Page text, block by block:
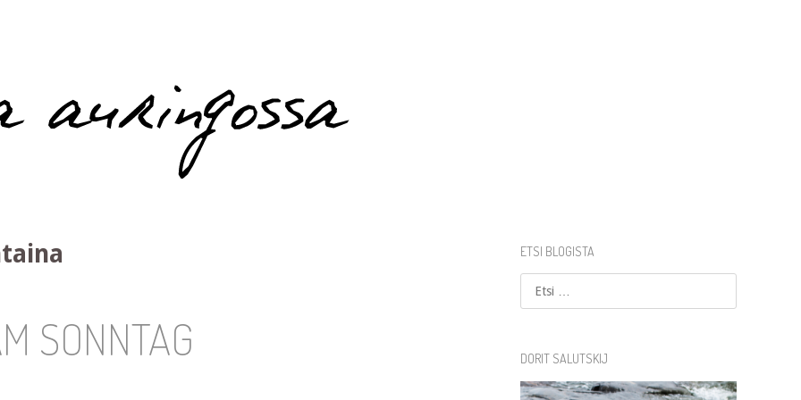
SONNTAG
ETSI BLOGISTA
Etsi
DORIT SALUTSKIJ